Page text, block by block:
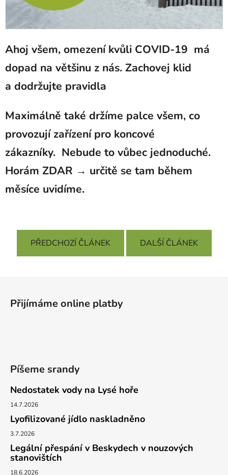
Ahoj všem, omezení kvůli COVID-19 má
dopad na většinu z nás. Zachovej klid
a dodržujte pravidla
Maximálně také držíme palce všem, co
provozují zařízení pro koncové
zákazníky. Nebude to vůbec jednoduché.
Horám ZDAR → určitě se tam během
měsíce uvidíme.
PŘEDCHOZÍ ČLÁNEK DALŠÍ ČLÁNEK
Přijímáme online platby
Píšeme srandy
Nedostatek vody na Lysé hoře
14.7.2026
Lyofilizované jídlo naskladněno
3.7.2026
Legální přespání v Beskydech v nouzových
stanovištích
18.6.2026